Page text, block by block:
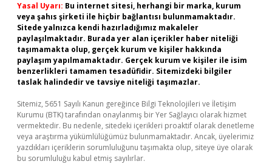
Yasal Uyarı: Bu internet sitesi, herhangi bir marka, kurum
veya şahıs şirketi ile hiçbir bağlantısı bulunmamaktadır.
Sitede yalnızca kendi hazırladığımız makaleler
paylaşılmaktadır. Burada yer alan içerikler haber niteliği
taşımamakta olup, gerçek kurum ve kişiler hakkında
paylaşım yapılmamaktadır. Gerçek kurum ve kişiler ile isim
benzerlikleri tamamen tesadüfidir. Sitemizdeki bilgiler
taslak halindedir ve tavsiye niteliği taşımazlar.
Sitemiz, 5651 Sayılı Kanun gereğince Bilgi Teknolojileri ve İletişim
Kurumu (BTK) tarafından onaylanmış bir Yer Sağlayıcı olarak hizmet
vermektedir. Bu nedenle, sitedeki içerikleri proaktif olarak denetleme
veya araştırma yükümlülüğümüz bulunmamaktadır. Ancak, üyelerimiz
yazdıkları içeriklerin sorumluluğunu taşımakta olup, siteye üye olarak
bu sorumluluğu kabul etmiş sayılırlar.